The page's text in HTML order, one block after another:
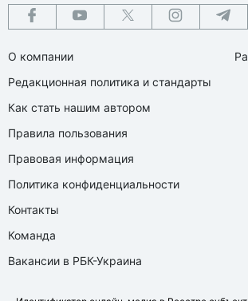
О компании
Редакционная политика и стандарты
Как стать нашим автором
Правила пользования
Правовая информация
Политика конфиденциальности
Контакты
Команда
Вакансии в РБК-Украина